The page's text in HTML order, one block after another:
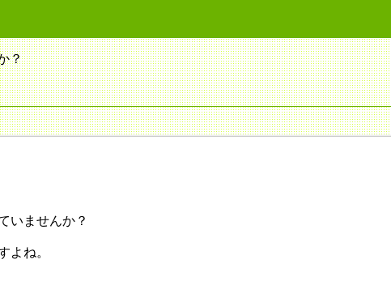
？
いませんか？
よね。